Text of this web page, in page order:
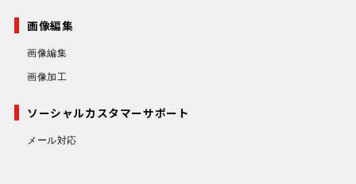
画像編集
画像編集
画像加工
ソーシャルカスタマーサポート
メール対応